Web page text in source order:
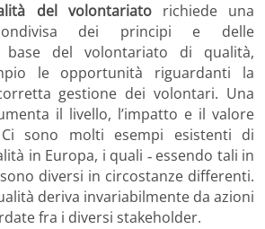
del volontariatorichiede una
dei principi e delle
base del volontariato di qualità,
le opportunità riguardanti la
gestione dei volontari. Una
il livello, l’impatto e il valore
sono molti esempi esistenti di
in Europa, i quali ‐ essendo tali in
diversi in circostanze differenti.
deriva invariabilmente da azioni
fra i diversi stakeholder.